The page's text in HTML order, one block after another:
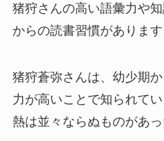
猪狩さんの高い語彙力や
からの読書習慣があります
猪狩蒼弥さんは、幼少期
力が高いことで知られて
熱は並々ならぬものがあっ